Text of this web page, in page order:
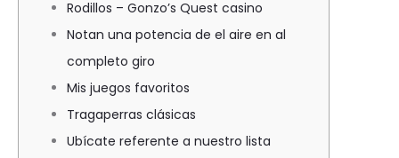
Rodillos – Gonzo’s Quest casino
Notan una potencia de el aire en al
completo giro
Mis juegos favoritos
Tragaperras clásicas
Ubícate referente a nuestro lista